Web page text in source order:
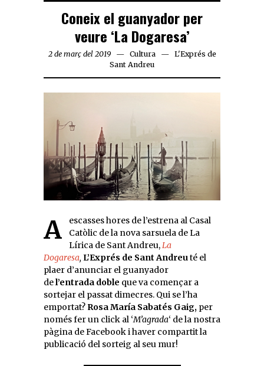
Coneix el guanyador per
veure ‘La Dogaresa’
2 de març del 2019 Cultura
L'Exprés de
Sant Andreu
A escasses hores de l’estrena al Casal
Catòlic de la nova sarsuela de La
Lírica de Sant Andreu,La
Dogaresa, L’Exprés de Sant Andreuté el
plaer d’anunciar el guanyador
del’entrada doble que va començar a
sortejar el passat dimecres. Qui se l’ha
emportat? Rosa María Sabatés Gaig, per
només fer un click al ‘M’agrada‘ de la nostra
pàgina de Facebook i haver compartit la
publicació del sorteig al seu mur!